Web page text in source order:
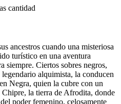
cantidad
ancestros cuando una misteriosa
turístico en una aventura
siempre. Ciertos sobres negros,
alquimista, la conducen
Negra, quien la cubre con un
la tierra de Afrodita, donde
poder femenino, celosamente